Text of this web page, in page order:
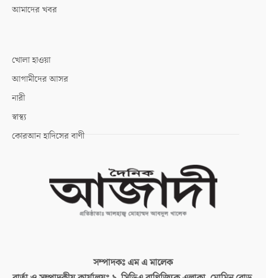
আমাদের খবর
খোলা হাওয়া
আগামীদের আসর
নারী
স্বাস্থ্য
কোরআন হাদিসের বাণী
সম্পাদকঃএম এ মালেক